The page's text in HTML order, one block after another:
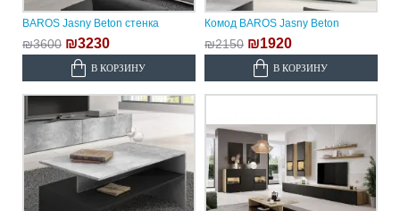
BAROS Jasny Beton стенка
₪3600 ₪3230
В КОРЗИНУ
Комод BAROS Jasny Beton
₪2150 ₪1920
В КОРЗИНУ